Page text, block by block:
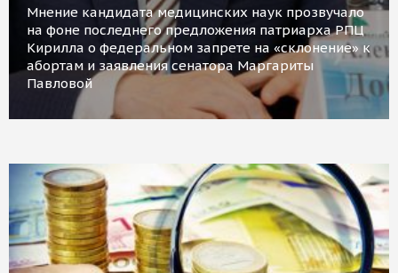
Мнение кандидата медицинских наук прозвучало
на фоне последнего предложения патриарха РПЦ
Кирилла о федеральном запрете на «склонение» к
абортам и заявления сенатора Маргариты
Павловой